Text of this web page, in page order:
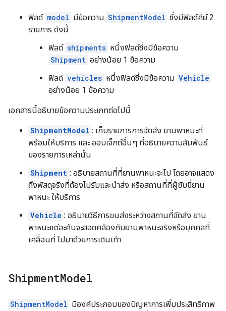
ฟิลด์ model มีข้อความ ShipmentModel ซึ่งมีฟิลด์คีย์ 2
รายการ ดังนี้
ฟิลด์ shipments หนึ่งฟิลด์ซึ่งมีข้อความ
Shipment อย่างน้อย 1 ข้อความ
ฟิลด์ vehicles หนึ่งฟิลด์ซึ่งมีข้อความ Vehicle
อย่างน้อย 1 ข้อความ
เอกสารนี้อธิบายข้อความประเภทต่อไปนี้
ShipmentModel : เก็บรายการการจัดส่ง ยานพาหนะที่
พร้อมให้บริการ และ ออบเจ็กต์อื่นๆ ที่อธิบายความสัมพันธ์
ของรายการเหล่านั้น
Shipment : อธิบายสถานที่ที่ยานพาหนะจะไป โดยอาจแสดง
ถึงพัสดุจริงที่ต้องไปรับและนำส่ง หรือสถานที่ที่ผู้ขับขี่ยาน
พาหนะ ให้บริการ
Vehicle : อธิบายวิธีการขนส่งระหว่างสถานที่จัดส่ง ยาน
พาหนะแต่ละคันจะสอดคล้องกับยานพาหนะจริงหรือบุคคลที่
เคลื่อนที่ ไปมาด้วยการเดินเท้า
ShipmentModel
ShipmentModel มีองค์ประกอบของปัญหาการเพิ่มประสิทธิภาพ